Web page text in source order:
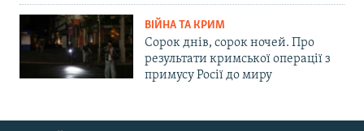
ВІЙНА ТА КРИМ
Сорок днів, сорок ночей. Про
результати кримської операції з
примусу Росії до миру